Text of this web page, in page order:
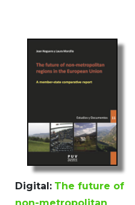
Digital: The future of